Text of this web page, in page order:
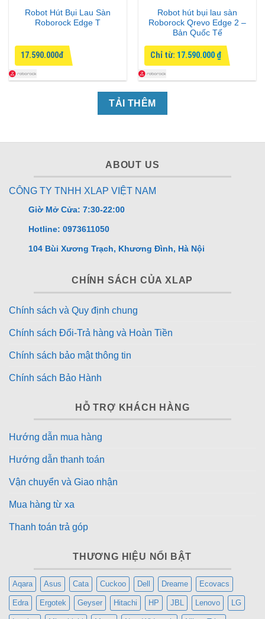
Robot Hút Bụi Lau Sàn
Roborock Edge T
17.590.000đ
Robot hút bụi lau sàn
Roborock Qrevo Edge 2 –
Bản Quốc Tế
Chỉ từ: 17.590.000 ₫
TẢI THÊM
ABOUT US
CÔNG TY TNHH XLAP VIỆT NAM
Giờ Mở Cửa: 7:30-22:00
Hotline: 0973611050
104 Bùi Xương Trạch, Khương Đình, Hà Nội
CHÍNH SÁCH CỦA XLAP
Chính sách và Quy định chung
Chính sách Đổi-Trả hàng và Hoàn Tiền
Chính sách bảo mật thông tin
Chính sách Bảo Hành
HỖ TRỢ KHÁCH HÀNG
Hướng dẫn mua hàng
Hướng dẫn thanh toán
Vận chuyển và Giao nhận
Mua hàng từ xa
Thanh toán trả góp
THƯƠNG HIỆU NỔI BẬT
Aqara Asus Cata Cuckoo Dell Dreame Ecovacs
Edra Ergotek Geyser Hitachi HP JBL Lenovo LG